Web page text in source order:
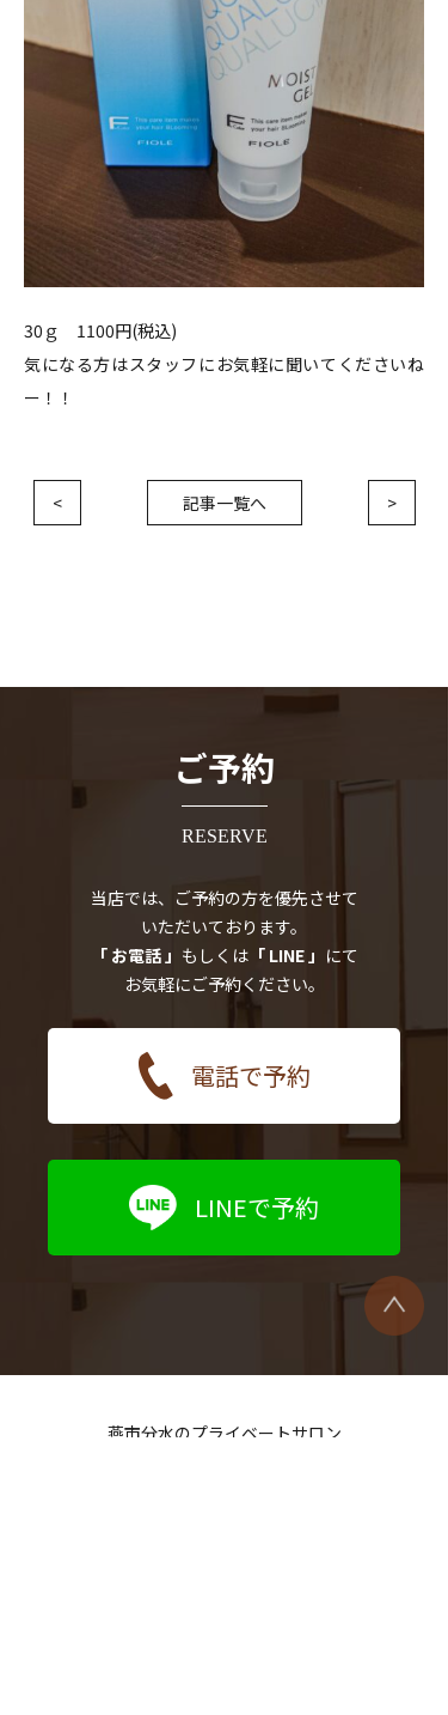
30ｇ 1100円(税込)
気になる方はスタッフにお気軽に聞いてくださいね
ー！！
< 記事一覧へ >
ご予約
RESERVE
当店では、ご予約の方を優先させて
いただいております。
「 お電話 」 もしくは「 LINE 」 にて
お気軽にご予約ください。
電話で予約
LINEで予約
燕市分水のプライベートサロン